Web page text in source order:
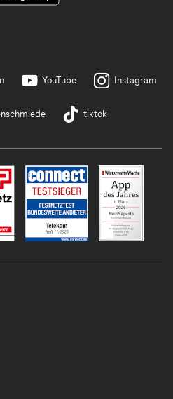
YouTube Instagram
tiktok